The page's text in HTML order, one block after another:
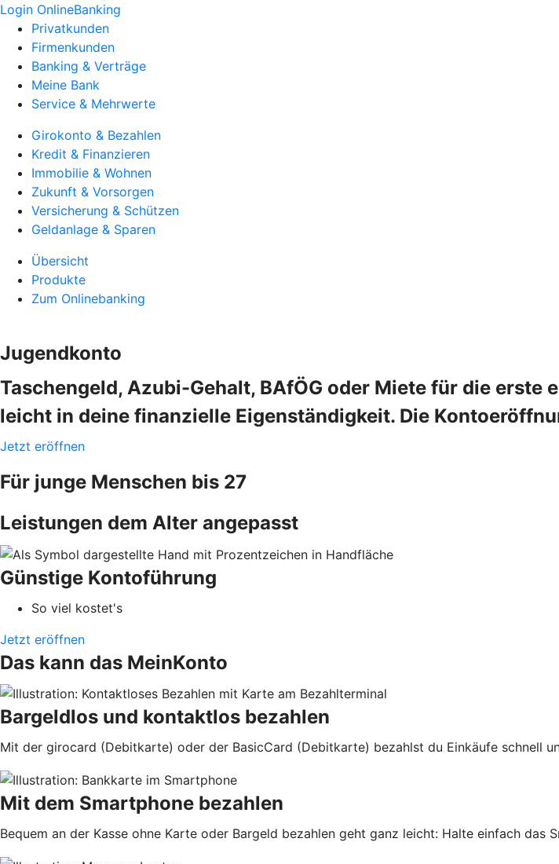
Login OnlineBanking
Privatkunden
Firmenkunden
Banking & Verträge
Meine Bank
Service & Mehrwerte
Girokonto & Bezahlen
Kredit & Finanzieren
Immobilie & Wohnen
Zukunft & Vorsorgen
Versicherung & Schützen
Geldanlage & Sparen
Übersicht
Produkte
Zum Onlinebanking
Jugendkonto
Taschengeld, Azubi-Gehalt, BAfÖG oder Miete für die erste
leicht in deine finanzielle Eigenständigkeit. Die
Jetzt eröffnen
Für junge Menschen bis 27
Leistungen dem Alter angepasst
Günstige Kontoführung
So viel kostet's
Jetzt eröffnen
Das kann das MeinKonto
Bargeldlos und kontaktlos bezahlen
Mit der girocard (Debitkarte) oder der BasicCard (Debitkarte) bezahlst du Einkäufe schnell
Mit dem Smartphone bezahlen
Bequem an der Kasse ohne Karte oder Bargeld bezahlen geht ganz leicht: Halte einfach